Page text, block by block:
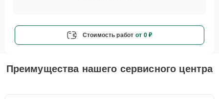
Стоимость работ от 0 ₽
Преимущества нашего сервисного центра